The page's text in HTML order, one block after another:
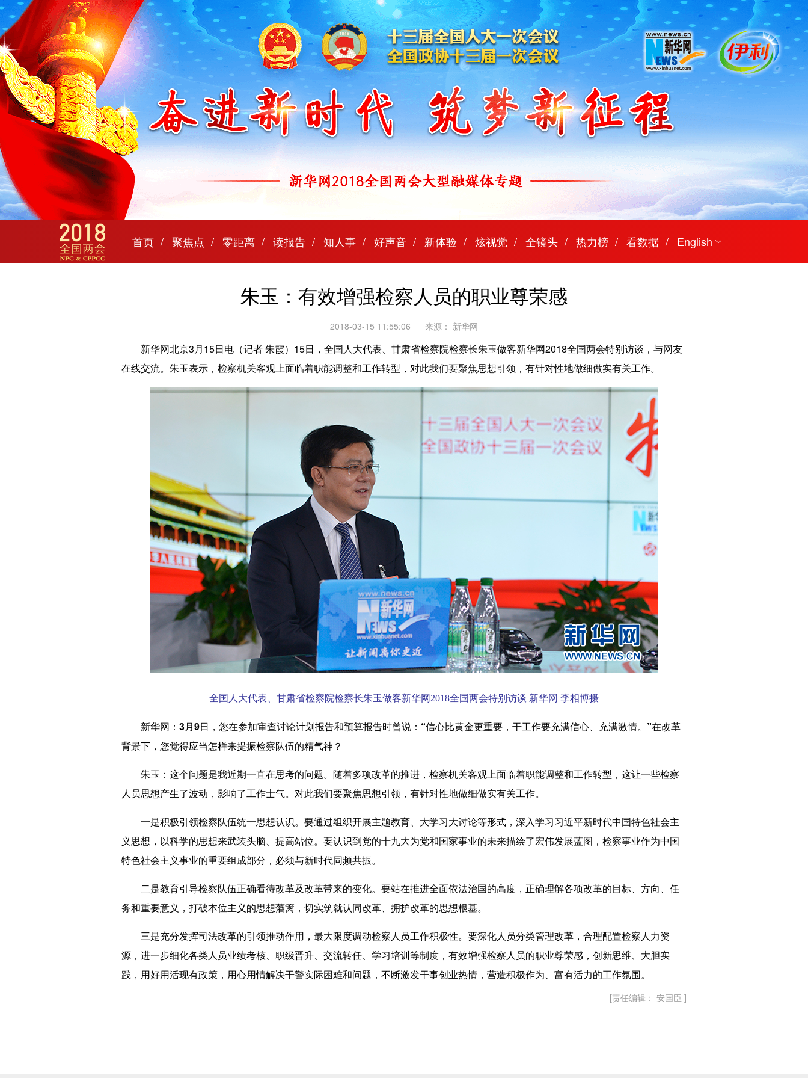
首页 聚焦点 零距离 读报告 知人事 好声音 新体验 炫视觉 全镜头 热力榜 看数据 English
日本語
朱玉：有效增强检察人员的职业尊荣感
2018-03-15 11:55:06 来源： 新华网
新华网北京3月15日电（记者 朱霞）15日，全国人大代表、甘肃省检察院检察长朱玉做客新华网2018全国两会特别访谈，与网友
在线交流。朱玉表示，检察机关客观上面临着职能调整和工作转型，对此我们要聚焦思想引领，有针对性地做细做实有关工作。
全国人大代表、甘肃省检察院检察长朱玉做客新华网2018全国两会特别访谈 新华网 李相博摄
新华网：3月9日，您在参加审查讨论计划报告和预算报告时曾说：“信心比黄金更重要，干工作要充满信心、充满激情。”在改革
背景下，您觉得应当怎样来提振检察队伍的精气神？
朱玉： 这个问题是我近期一直在思考的问题。随着多项改革的推进，检察机关客观上面临着职能调整和工作转型，这让一些检察
人员思想产生了波动，影响了工作士气。对此我们要聚焦思想引领，有针对性地做细做实有关工作。
一是积极引领检察队伍统一思想认识。要通过组织开展主题教育、大学习大讨论等形式，深入学习习近平新时代中国特色社会主
义思想，以科学的思想来武装头脑、提高站位。要认识到党的十九大为党和国家事业的未来描绘了宏伟发展蓝图，检察事业作为中国
特色社会主义事业的重要组成部分，必须与新时代同频共振。
二是教育引导检察队伍正确看待改革及改革带来的变化。要站在推进全面依法治国的高度，正确理解各项改革的目标、方向、任
务和重要意义，打破本位主义的思想藩篱，切实筑就认同改革、拥护改革的思想根基。
三是充分发挥司法改革的引领推动作用，最大限度调动检察人员工作积极性。要深化人员分类管理改革，合理配置检察人力资
源，进一步细化各类人员业绩考核、职级晋升、交流转任、学习培训等制度，有效增强检察人员的职业尊荣感，创新思维、大胆实
践，用好用活现有政策，用心用情解决干警实际困难和问题，不断激发干事创业热情，营造积极作为、富有活力的工作氛围。
[责任编辑： 安国臣 ]